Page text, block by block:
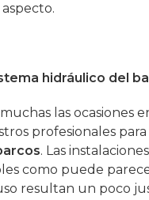
hidráulico del
las ocasiones
profesionales
. Las
como puede
resultan un poco